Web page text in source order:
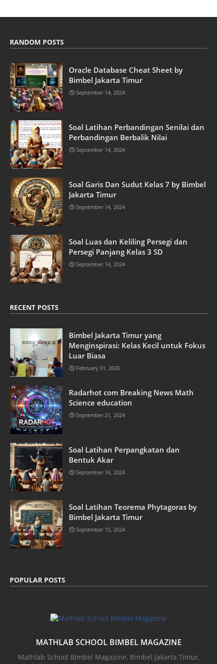
RANDOM POSTS
Oracle Database Cheat Sheet by
Bimbel Jakarta Timur
September 14, 2024
Soal Latihan Perbandingan Senilai dan
Perbandingan Berbalik Nilai
September 14, 2024
Soal Garis Dan Sudut Kelas 7 by Bimbel
Jakarta Timur
September 14, 2024
Soal Luas dan Keliling Persegi dan
Persegi Panjang Kelas 3 SD
September 14, 2024
RECENT POSTS
Bimbel Jakarta Timur yang
Menginspirasi: Kelas Kecil untuk Fokus
Luar Biasa
February 01, 2026
Radarhot com Breaking News Math
Science education
September 21, 2024
Soal Latihan Perpangkatan dan
Bentuk Akar
September 16, 2024
Soal Latihan Teorema Phytagoras by
Bimbel Jakarta Timur
September 15, 2024
POPULAR POSTS
MATHLAB SCHOOL BIMBEL MAGAZINE
Mathlab School Bimbel Magazine, Bimbel Jakarta Timur,